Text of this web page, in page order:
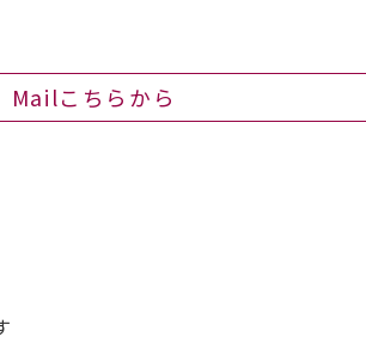
Mailこちらから